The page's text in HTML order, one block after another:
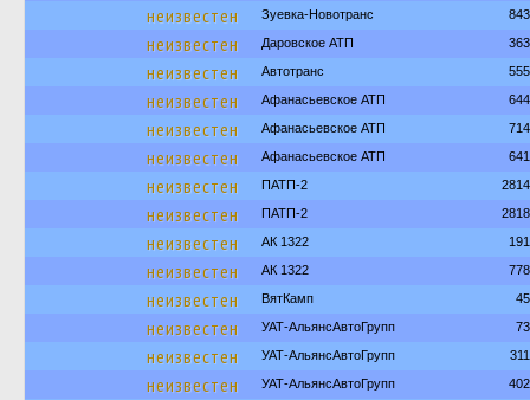
неизвестен Зуевка-Новотранс
неизвестен Даровское АТП
неизвестен Автотранс
неизвестен Афанасьевское АТП
неизвестен Афанасьевское АТП
неизвестен Афанасьевское АТП
неизвестен ПАТП-2
неизвестен ПАТП-2
неизвестен АК 1322
неизвестен АК 1322
неизвестен ВятКамп
неизвестен УАТ-АльянсАвтоГрупп
неизвестен УАТ-АльянсАвтоГрупп
неизвестен УАТ-АльянсАвтоГрупп